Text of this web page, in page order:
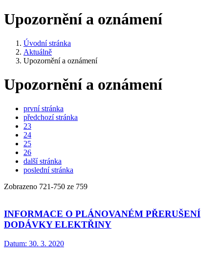
Upozornění a oznámení
Úvodní stránka
Aktuálně
Upozornění a oznámení
Upozornění a oznámení
první stránka
předchozí stránka
23
24
25
26
další stránka
poslední stránka
Zobrazeno 721-750 ze 759
INFORMACE O PLÁNOVANÉM PŘERUŠENÍ
DODÁVKY ELEKTŘINY
Datum: 30. 3. 2020